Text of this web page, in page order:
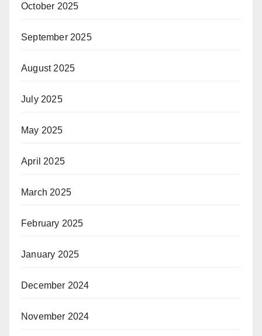
October 2025
September 2025
August 2025
July 2025
May 2025
April 2025
March 2025
February 2025
January 2025
December 2024
November 2024